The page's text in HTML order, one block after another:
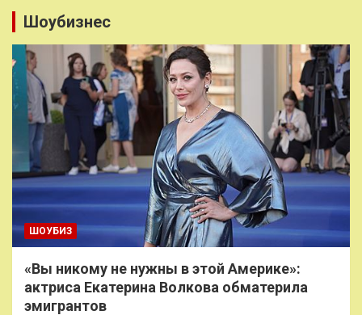
Шоубизнес
ШОУБИЗ
«Вы никому не нужны в этой Америке»:
актриса Екатерина Волкова обматерила
эмигрантов